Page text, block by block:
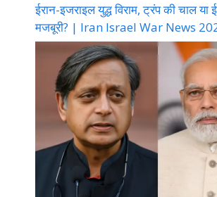
ईरान-इजराइल युद्ध विराम, ट्रंप की चाल या
मजबूरी? | Iran Israel War News